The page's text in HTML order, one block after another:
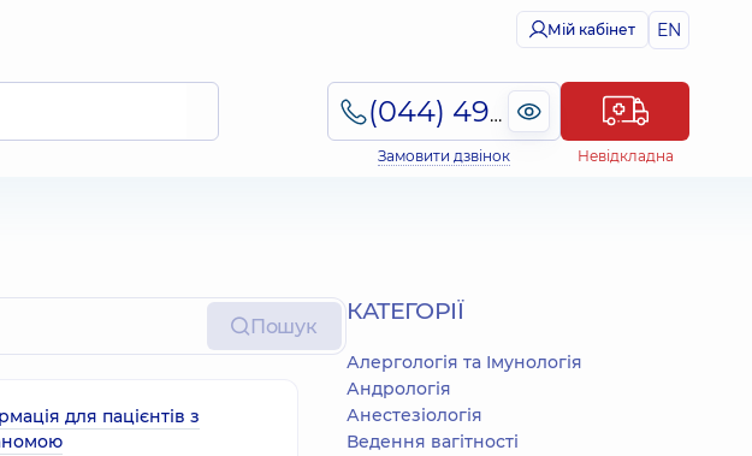
Мій кабінет EN
(044) 495-2-888
Замовити дзвінок Невідкладна
Пошук
для пацієнтів з
КАТЕГОРІЇ
Алергологія та Імунологія
Андрологія
Анестезіологія
Ведення вагітності